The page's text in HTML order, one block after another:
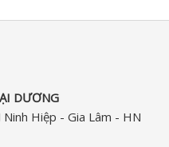
DƯƠNG​
Hiệp - Gia Lâm - HN